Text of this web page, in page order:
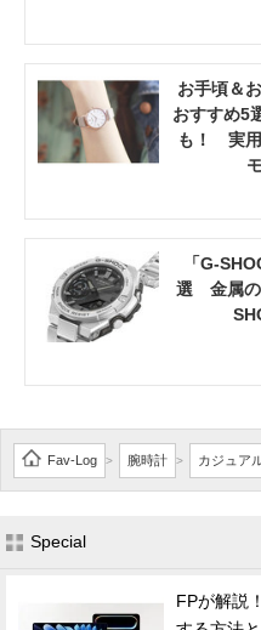
お手頃＆
おすすめ5
も！ 実用
「G-
選 金属の
Fav-Log > 腕時計 > カジュア
Special
FPが解説